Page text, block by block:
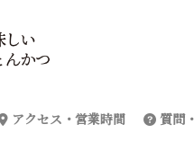
アクセス・営業時間 質問